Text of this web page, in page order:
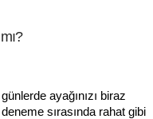
ayağınızı biraz
sırasında rahat gibi